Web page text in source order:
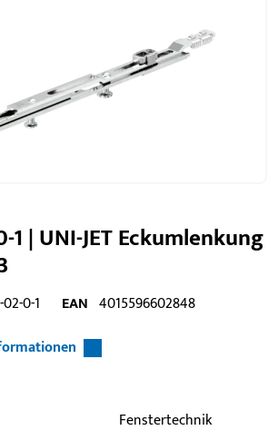
1 | UNI-JET Eckumlenkung
0-1 EAN 4015596602848
Fenstertechnik